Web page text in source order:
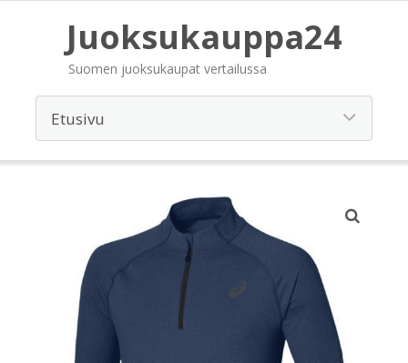
Juoksukauppa24
Suomen juoksukaupat vertailussa